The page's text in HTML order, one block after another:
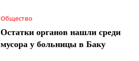
Общество
Остатки органов нашли среди
мусора у больницы в Баку